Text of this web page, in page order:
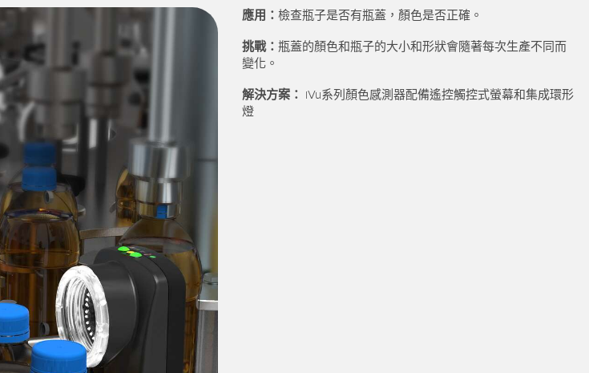
雷射距離測量 量測光幕
超音波感測器 光纖放大器
標籤記號、顏色和螢光感測
器
揀貨指示感測器​
無線狀態監測感測器​
軟體
Banner 量測感測器軟體​
感測器軟體​
工廠通訊 整體設備效率 (OEE) ​
為預測和預防性的維護進行
狀態監控
缺料管理、服務或棧板收
預防性維護
應用： 檢查瓶子是否有瓶蓋，顏色是否正確。
挑戰： 瓶蓋的顏色和瓶子的大小和形狀會隨著每次生產不同而
變化。
解決方案：
iVu系列顏色感測器配備遙控觸控式螢幕和集成環形
燈